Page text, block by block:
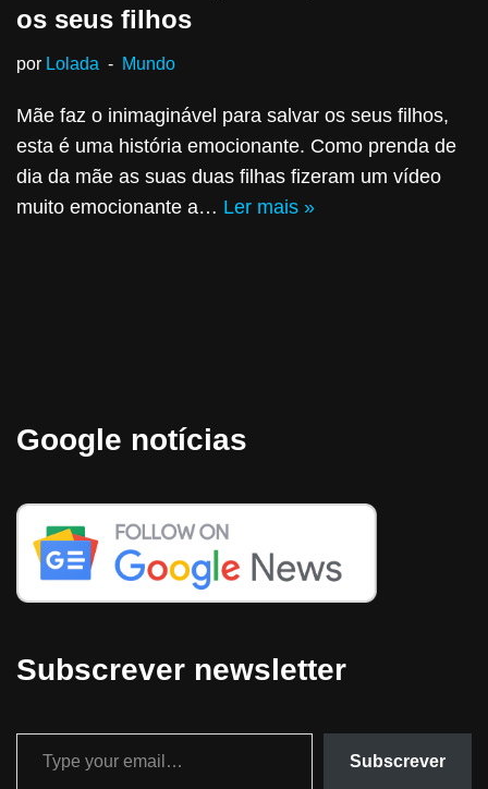
os seus filhos
por Lolada Mundo
Mãe faz o inimaginável para salvar os seus filhos,
esta é uma história emocionante. Como prenda de
dia da mãe as suas duas filhas fizeram um vídeo
muito emocionante a… Ler mais »
Google notícias
Subscrever newsletter
Subscrever